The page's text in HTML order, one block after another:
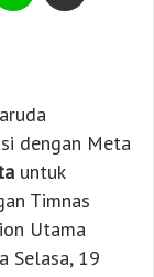
dengan Meta
untuk
Timnas
Utama
Selasa, 19